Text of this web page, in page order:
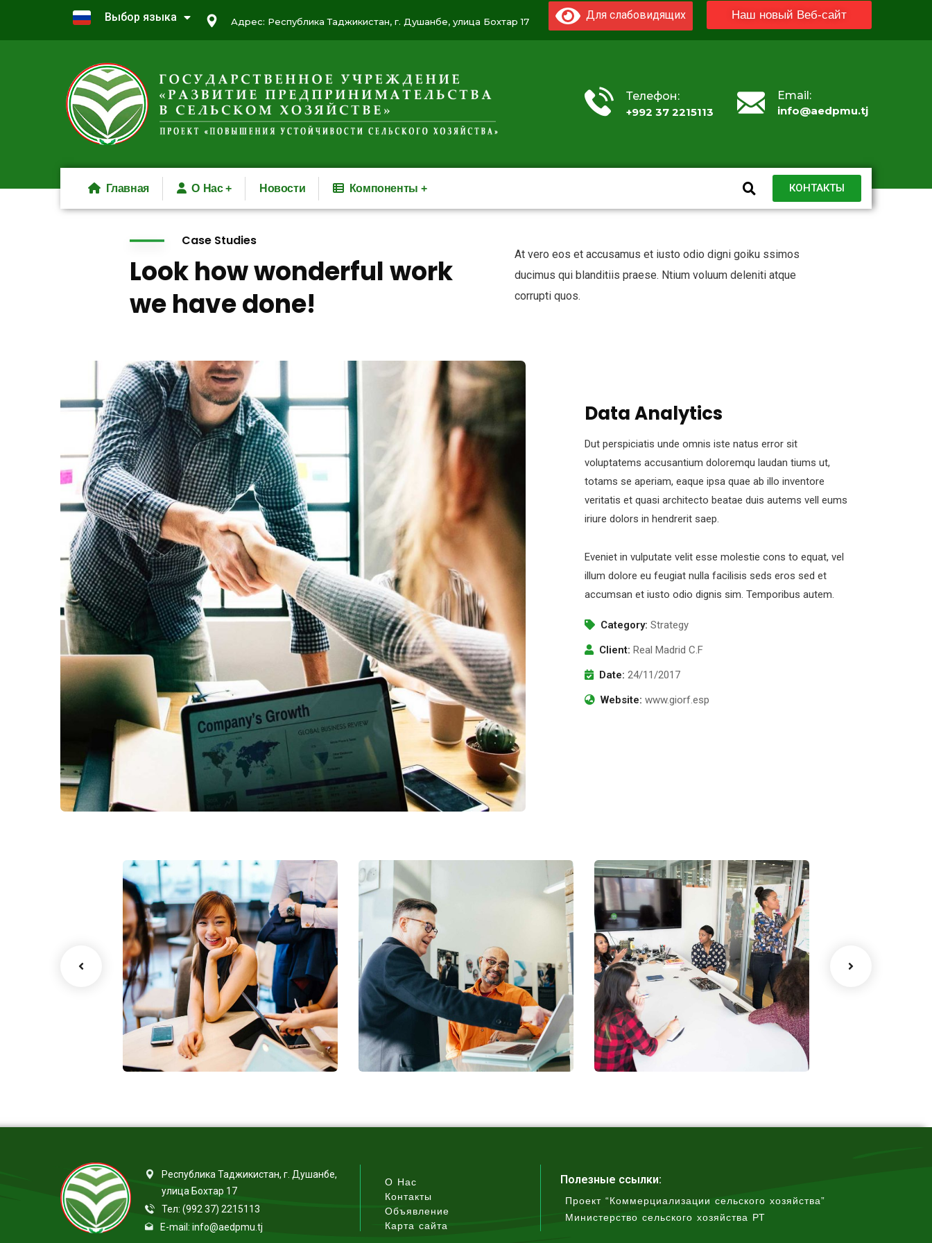
Выбор языка Адрес: Республика Таджикистан, г. Душанбе, улица Бохтар 17
Для слабовидящих Наш новый Веб-сайт
Телефон:
+992 37 2215113
Email:
info@aedpmu.tj
Главная О Нас Новости Компоненты КОНТАКТЫ
Case Studies
Look how wonderful work
we have done!
At vero eos et accusamus et iusto odio digni goiku ssimos
ducimus qui blanditiis praese. Ntium voluum deleniti atque
corrupti quos.
Data Analytics
Dut perspiciatis unde omnis iste natus error sit
voluptatems accusantium doloremqu laudan tiums ut,
totams se aperiam, eaque ipsa quae ab illo inventore
veritatis et quasi architecto beatae duis autems vell eums
iriure dolors in hendrerit saep.
Eveniet in vulputate velit esse molestie cons to equat, vel
illum dolore eu feugiat nulla facilisis seds eros sed et
accumsan et iusto odio dignis sim. Temporibus autem.
Category: Strategy
Client: Real Madrid C.F
Date: 24/11/2017
Website: www.giorf.esp
Business Growth
Coaching
Chan Agency
Coaching
Республика Таджикистан, г. Душанбе,
улица Бохтар 17
Тел: (992 37) 2215113
E-mail: info@aedpmu.tj
О Нас
Контакты
Объявление
Карта сайта
Полезные ссылки:
Проект “Коммерциализации сельского хозяйства”
Министерство сельского хозяйства РТ